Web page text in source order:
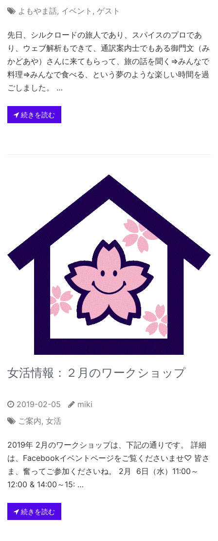
よもやま話, イベント , ゲスト
先日、シルクロードの旅人であり、スパイスのプロであ
り、ウェブ解析もできて、通訳案内士でもある御門文（み
かどあや）さんに来てもらって、旅の話を聞く⇒みんなで
料理⇒みんなで食べる、という夢のような楽しい時間を過
ごしました。 …
続きを読む
女活情報：２月のワークショップ
2019-02-05
miki
ご案内, 女活
2019年 2月のワークショップは、下記の通りです。 詳細
は、Facebookイベントページをご覧くださいませ♡ 皆さ
ま、奮ってご参加くださいね。 2月 6日（水）11:00～
12:00 & 14:00～15: …
続きを読む